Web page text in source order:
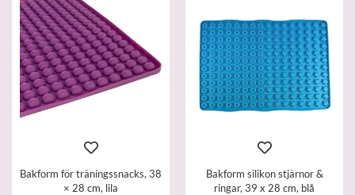
Bakform för träningssnacks, 38
× 28 cm, lila
Bakform silikon stjärnor &
ringar, 39 x 28 cm, blå